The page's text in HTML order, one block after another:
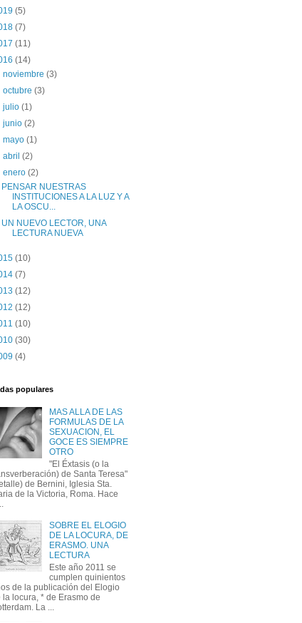
(5)
(7)
(11)
(14)
noviembre(3)
octubre(3)
julio(1)
junio(2)
mayo(1)
abril(2)
enero(2)
PENSAR NUESTRAS
INSTITUCIONES A LA LUZ Y A
LA OSCU...
UN NUEVO LECTOR, UNA
LECTURA NUEVA
(10)
(7)
(12)
(12)
(10)
(30)
(4)
populares
MAS ALLA DE LAS
FORMULAS DE LA
SEXUACION, EL
GOCE ES SIEMPRE
OTRO
"El Éxtasis (o la
de Santa Teresa"
de Bernini, Iglesia Sta.
de la Victoria, Roma. Hace
SOBRE EL ELOGIO
DE LA LOCURA, DE
ERASMO. UNA
LECTURA
Este año 2011 se
cumplen quinientos
de la publicación del Elogio
la locura, * de Erasmo de
La ...